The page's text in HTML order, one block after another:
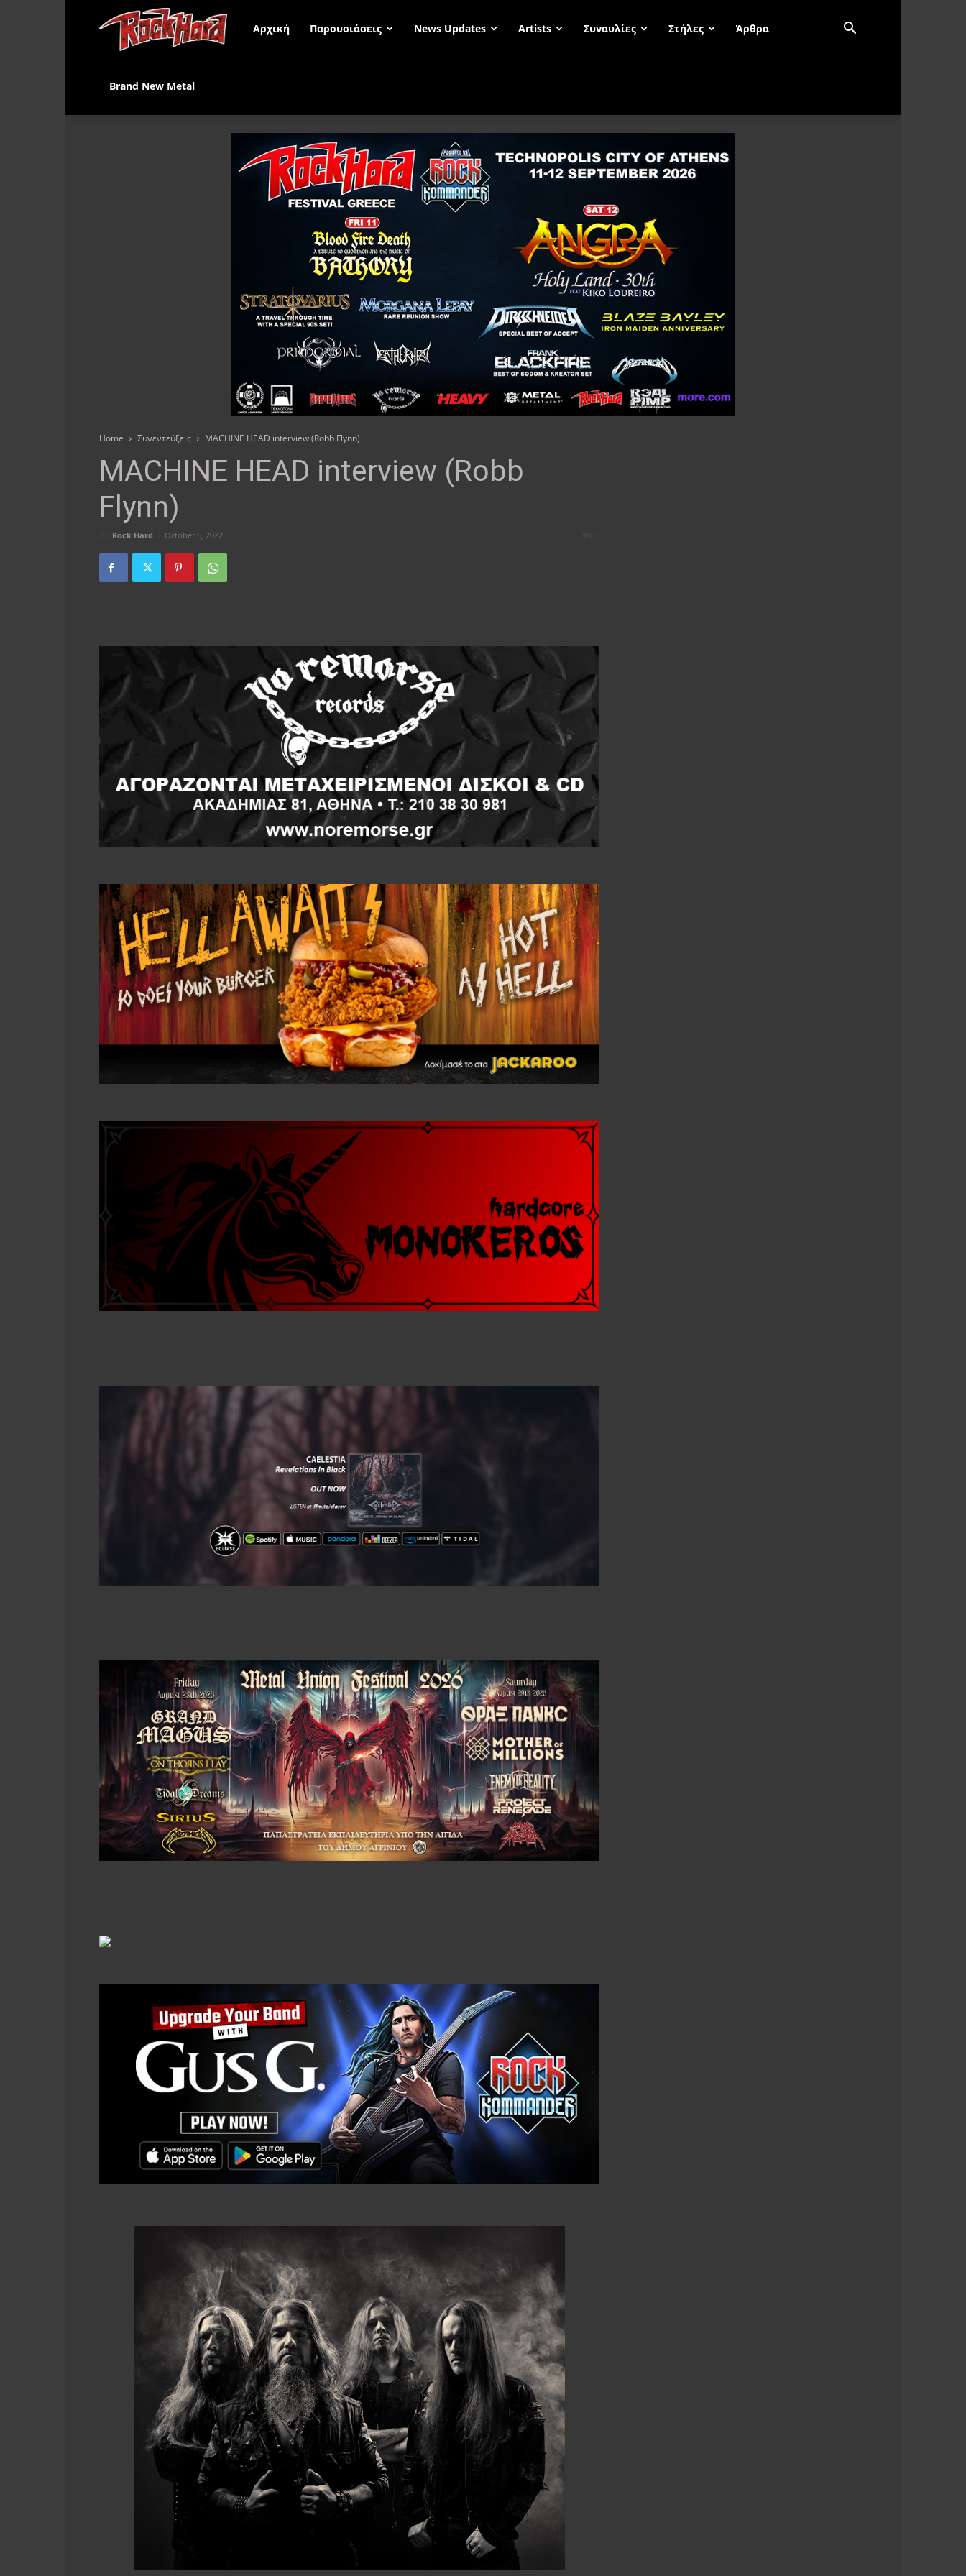
Rock
Αρχική Παρουσιάσεις News Updates Artists Συναυλίες Στήλες Άρθρα
Brand New Metal
Home Συνεντεύξεις MACHINE HEAD interview (Robb Flynn)
MACHINE HEAD interview (Robb
Flynn)
Rock Hard October 6, 2022